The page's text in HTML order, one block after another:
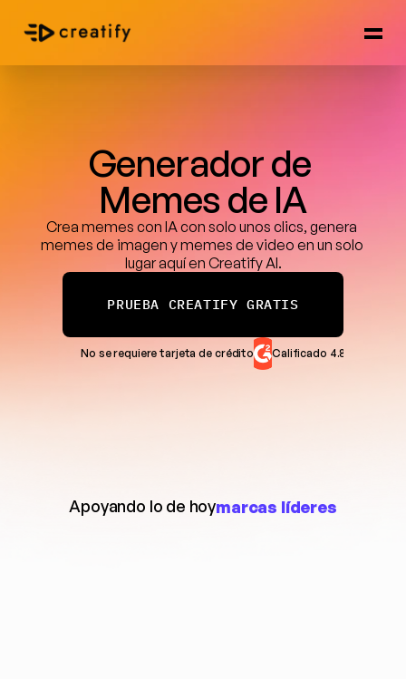
Generador de
Memes de IA
Crea memes con IA con solo unos clics, genera
memes de imagen y memes de video en un solo
lugar aquí en Creatify AI.
PRUEBA CREATIFY GRATIS
No se requiere tarjeta de crédito Calificado 4.8/5 en G2
Apoyando lo de hoymarcas líderes